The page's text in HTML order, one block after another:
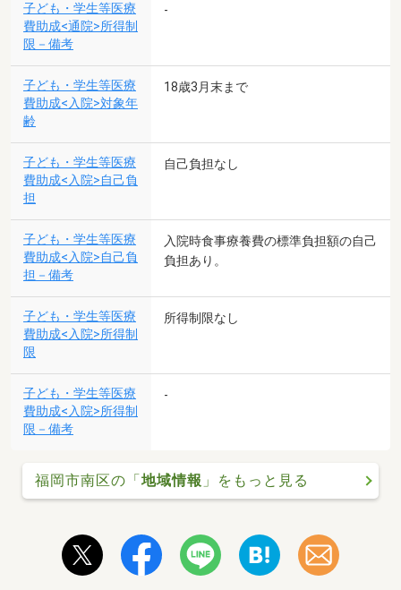
子ども・学生等医療
費助成<通院>所得制
限－備考
-
子ども・学生等医療
費助成<入院>対象年
齢
18歳3月末まで
子ども・学生等医療
費助成<入院>自己負
担
自己負担なし
子ども・学生等医療
費助成<入院>自己負
担－備考
入院時食事療養費の標準負担額の自己
負担あり。
子ども・学生等医療
費助成<入院>所得制
限
所得制限なし
子ども・学生等医療
費助成<入院>所得制
限－備考
-
福岡市南区の「地域情報 」をもっと見る